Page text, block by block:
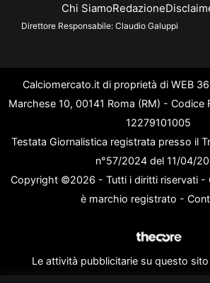
Chi SiamoRedazione
Direttore Responsabile: Claudio Galuppi
Calciomercato.it di proprietà di WEB
Marchese 10, 00141 Roma (RM) - Codice
12279101005
Testata Giornalistica registrata presso il
n°57/2024 del 11/04/
Copyright ©2026 - Tutti i diritti riservati -
è marchio registrato -
Le attività pubblicitarie su questo